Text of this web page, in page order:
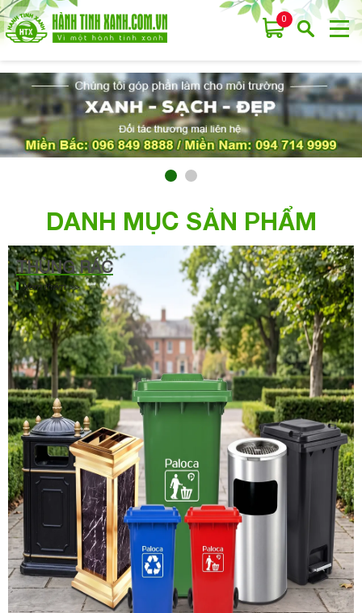
0
DANH MỤC SẢN PHẨM
THÙNG RÁC
Xem thêm >>